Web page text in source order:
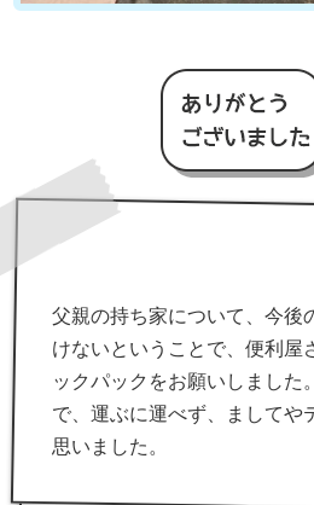
父親の持ち家について、今後
けないということで、便利屋
ックパックをお願いしました
で、運ぶに運べず、ましてや
思いました。